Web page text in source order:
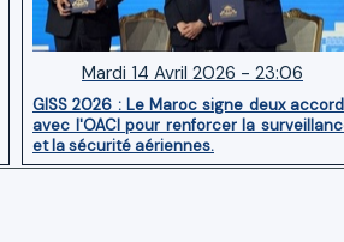
Mardi 14 Avril 2026 - 23:06
GISS 2026 : Le Maroc signe deux
avec l'OACI pour renforcer la
et la sécurité aériennes.